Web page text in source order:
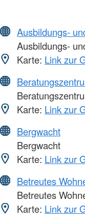
Ausbildungs-
Ausbildungs-
Karte: Link zur
Karte: Link zur
Bergwacht
Bergwacht
Karte: Link zur
Betreutes
Betreutes
Karte: Link zur